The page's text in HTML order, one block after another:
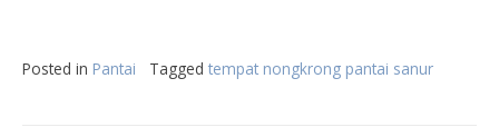
Posted in Pantai Tagged tempat nongkrong pantai sanur